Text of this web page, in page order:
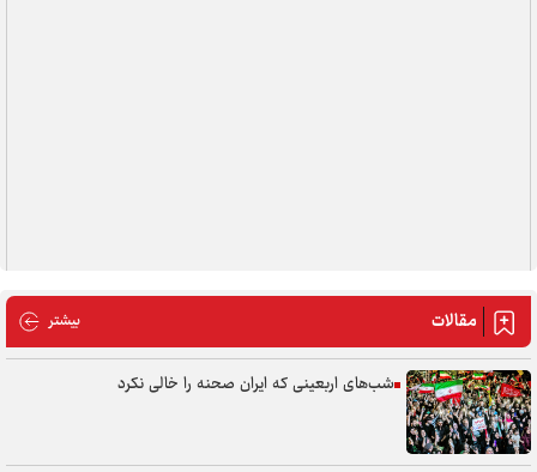
مقالات بیشتر مقالات
شب‌های اربعینی که ایران صحنه را خالی نکرد